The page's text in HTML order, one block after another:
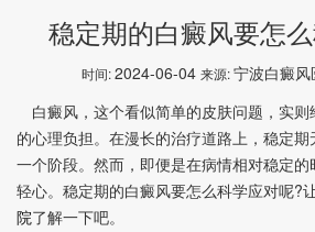
稳定期的白癜风要怎
时间:2024-06-04 来源:宁波白癜风
白癜风，这个看似简单的皮肤问题，实
的心理负担。在漫长的治疗道路上，稳定
一个阶段。然而，即便是在病情相对稳定
轻心。稳定期的白癜风要怎么科学应对呢?
院了解一下吧。